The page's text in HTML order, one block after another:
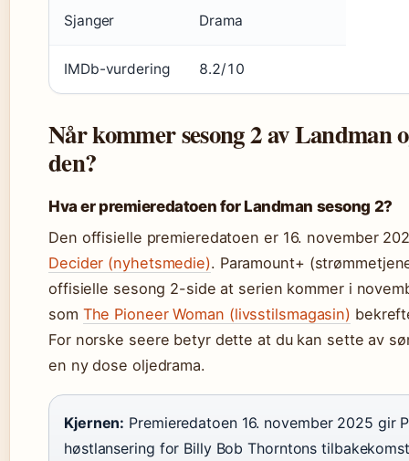
Sjanger Drama
IMDb-vurdering 8.2/10
Når kommer sesong 2 av Landman
den?
Hva er premieredatoen for Landman sesong 2?
Den offisielle premieredatoen er 16. november
Decider (nyhetsmedie). Paramount+
offisielle sesong 2-side at serien kommer i
som The Pioneer Woman (livsstilsmagasin)
For norske seere betyr dette at du kan sette av
en ny dose oljedrama.
Kjernen: Premieredatoen 16. november 2025 gir
høstlansering for Billy Bob Thorntons